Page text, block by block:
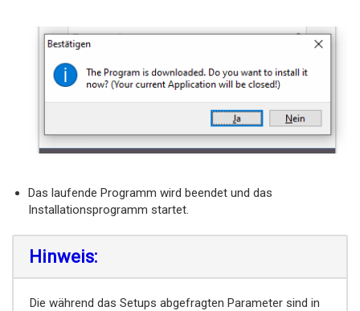
Das laufende Programm wird beendet und das
Installationsprogramm startet.
Hinweis:
Die während das Setups abgefragten Parameter sind in